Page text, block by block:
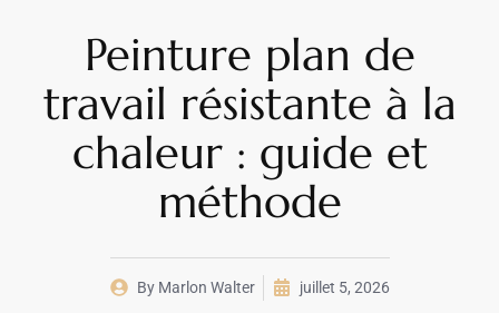
Peinture plan de
travail résistante à la
chaleur : guide et
méthode
ByMarlon Walter juillet 5, 2026